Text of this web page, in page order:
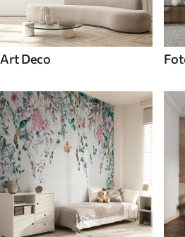
Art Deco